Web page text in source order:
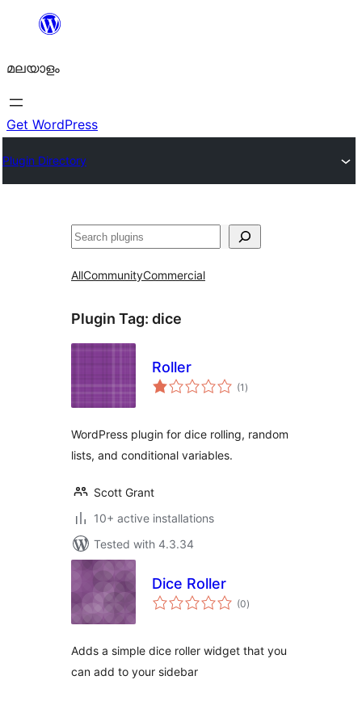
ഉള്ളടക്കത്തിലേക്ക്
മലയാളം
Get WordPress
Plugin Directory
തിരയുക
AllCommunityCommercial
Plugin Tag: dice
Roller
(1 total
ratings
)
WordPress plugin for dice rolling, random
lists, and conditional variables.
Scott Grant
10+ active installations
Tested with 4.3.34
Dice Roller
(0total
ratings
)
Adds a simple dice roller widget that you
can add to your sidebar